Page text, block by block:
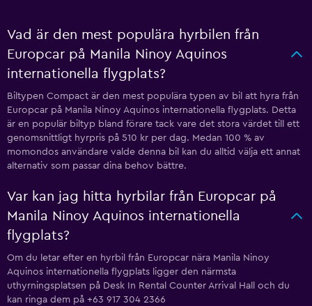
Vad är den mest populära hyrbilen från
Europcar på Manila Ninoy Aquinos
internationella flygplats?
Biltypen Compact är den mest populära typen av bil att hyra från
Europcar på Manila Ninoy Aquinos internationella flygplats. Detta
är en populär biltyp bland förare tack vare det stora värdet till ett
genomsnittligt hyrpris på 510 kr per dag. Medan 100 % av
momondos användare valde denna bil kan du alltid välja ett annat
alternativ som passar dina behov bättre.
Var kan jag hitta hyrbilar från Europcar på
Manila Ninoy Aquinos internationella
flygplats?
Om du letar efter en hyrbil från Europcar nära Manila Ninoy
Aquinos internationella flygplats ligger den närmsta
uthyrningsplatsen på Desk In Rental Counter Arrival Hall och du
kan ringa dem på +63 917 304 2366